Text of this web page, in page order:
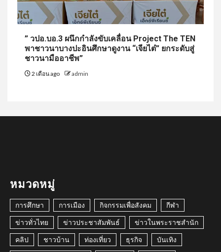
” วปอ.บอ.3 ผนึกกำลังขับเคลื่อน Project The TEN
พาชาวนาบางปะอินศึกษาดูงาน “เจียไต๋” ยกระดับสู่
ชาวนามืออาชีพ”
2 เดือน ago admin
หมวดหมู่
การศึกษา การเมือง กิจกรรมเพื่อสังคม กีฬา
ข่าวทั่วไทย ข่าวประชาสัมพันธ์ ข่าวในพระราชสำนัก
คลิป ชาวบ้าน ท่องเที่ยว ธุรกิจ บันเทิง